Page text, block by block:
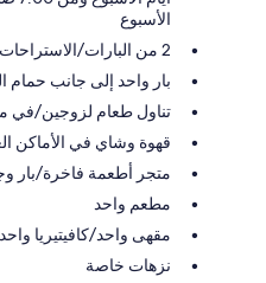
الأسبوع
2 من البارات/الاستراحات
بار واحد إلى جانب حمام
تناول طعام لزوجين/في
قهوة وشاي في الأماكن
متجر أطعمة فاخرة/بار
مطعم واحد
مقهى واحد/كافيتيريا
نزهات خاصة